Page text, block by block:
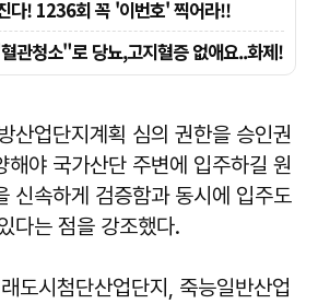
산업단지계획 심의 권한을 승인권
해야 국가산단 주변에 입주하길 원
신속하게 검증함과 동시에 입주도
다는 점을 강조했다.
도시첨단산업단지, 죽능일반산업